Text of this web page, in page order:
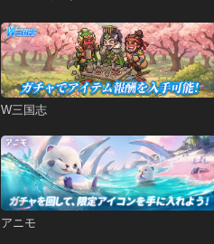
W三国志
アニモ